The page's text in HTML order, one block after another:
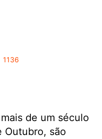
1136
de um século
Outubro, são